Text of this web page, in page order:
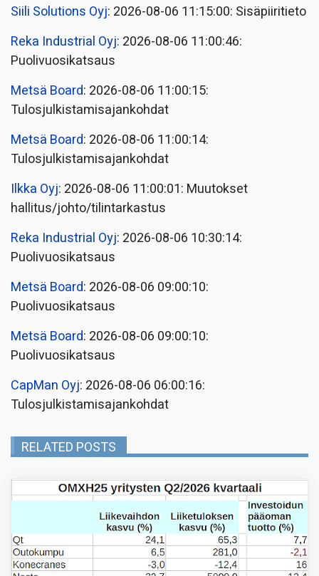
Siili Solutions Oyj: 2026-08-06 11:15:00: Sisäpiiritieto
Reka Industrial Oyj: 2026-08-06 11:00:46:
Puolivuosikatsaus
Metsä Board: 2026-08-06 11:00:15:
Tulosjulkistamisajankohdat
Metsä Board: 2026-08-06 11:00:14:
Tulosjulkistamisajankohdat
Ilkka Oyj: 2026-08-06 11:00:01: Muutokset
hallitus/johto/tilintarkastus
Reka Industrial Oyj: 2026-08-06 10:30:14:
Puolivuosikatsaus
Metsä Board: 2026-08-06 09:00:10:
Puolivuosikatsaus
Metsä Board: 2026-08-06 09:00:10:
Puolivuosikatsaus
CapMan Oyj: 2026-08-06 06:00:16:
Tulosjulkistamisajankohdat
RELATED POSTS